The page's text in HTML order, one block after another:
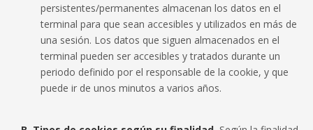
persistentes/permanentes almacenan los datos en el
terminal para que sean accesibles y utilizados en más de
una sesión. Los datos que siguen almacenados en el
terminal pueden ser accesibles y tratados durante un
periodo definido por el responsable de la cookie, y que
puede ir de unos minutos a varios años.